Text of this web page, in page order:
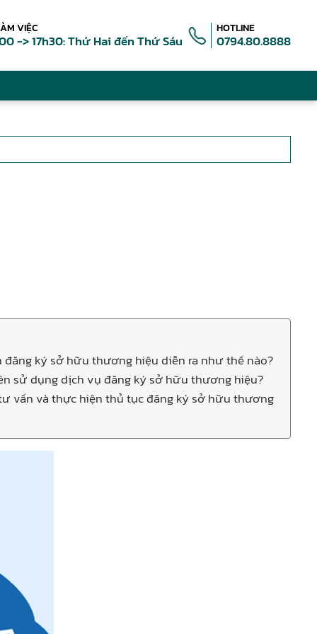
VIỆC
-> 17h30: Thứ Hai đến Thứ Sáu
HOTLINE
0794.80.8888
đăng ký sở hữu thương hiệu diễn ra như thế nào?
sử dụng dịch vụ đăng ký sở hữu thương hiệu?
vấn và thực hiện thủ tục đăng ký sở hữu thương